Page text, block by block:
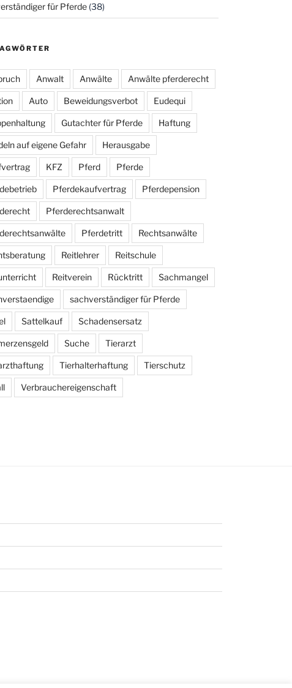
für Pferde(38)
Anwalt Anwälte Anwälte pferderecht
Auto Beweidungsverbot Eudequi
Gutachter für Pferde Haftung
auf eigene Gefahr Herausgabe
KFZ Pferd Pferde
Pferdekaufvertrag Pferdepension
Pferderechtsanwalt
Pferdetritt Rechtsanwälte
Reitlehrer Reitschule
Reitverein Rücktritt Sachmangel
sachverständiger für Pferde
Sattelkauf Schadensersatz
Suche Tierarzt
Tierhalterhaftung Tierschutz
Verbrauchereigenschaft